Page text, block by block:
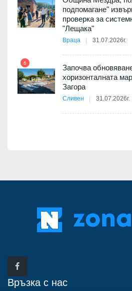
подпомагане"
проверка за
"Лещака"
Враца 31.07.2026г.
6
Започва
хоризонталната
Загора
Сливен 31.07.2026г.
Връзка с нас